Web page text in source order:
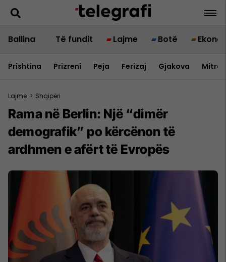
Ballina Të fundit Lajme Botë
Prishtina Prizreni Peja Ferizaj Gjakova
Lajme > Shqipëri
Rama në Berlin: Një “dimër
demografik” po kërcënon të
ardhmen e afërt të Evropës